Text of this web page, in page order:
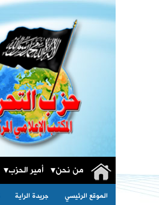
من نحن أمير الحزب
الموقع الرئيسي جريدة الراية